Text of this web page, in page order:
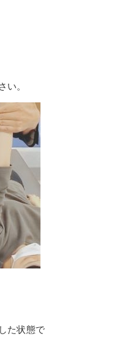
い。
た状態で